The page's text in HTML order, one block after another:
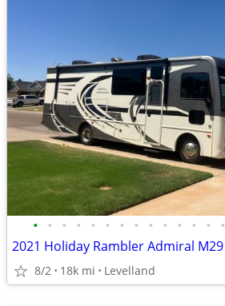
• • • • • • • • • • • • • •
2021 Holiday Rambler Admiral M29
8/2 18k mi Levelland